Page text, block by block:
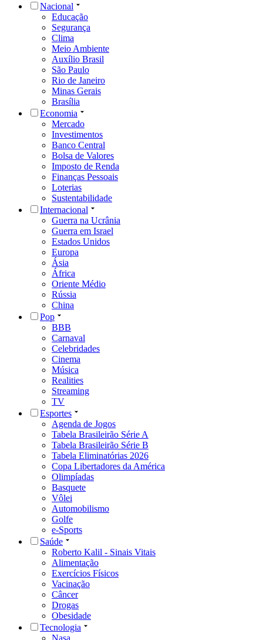
Nacional
Educação
Segurança
Clima
Meio Ambiente
Auxílio Brasil
São Paulo
Rio de Janeiro
Minas Gerais
Brasília
Economia
Mercado
Investimentos
Banco Central
Bolsa de Valores
Imposto de Renda
Finanças Pessoais
Loterias
Sustentabilidade
Internacional
Guerra na Ucrânia
Guerra em Israel
Estados Unidos
Europa
Ásia
África
Oriente Médio
Rússia
China
Pop
BBB
Carnaval
Celebridades
Cinema
Música
Realities
Streaming
TV
Esportes
Agenda de Jogos
Tabela Brasileirão Série A
Tabela Brasileirão Série B
Tabela Eliminatórias 2026
Copa Libertadores da América
Olimpíadas
Basquete
Vôlei
Automobilismo
Golfe
e-Sports
Saúde
Roberto Kalil - Sinais Vitais
Alimentação
Exercícios Físicos
Vacinação
Câncer
Drogas
Obesidade
Tecnologia
Nasa